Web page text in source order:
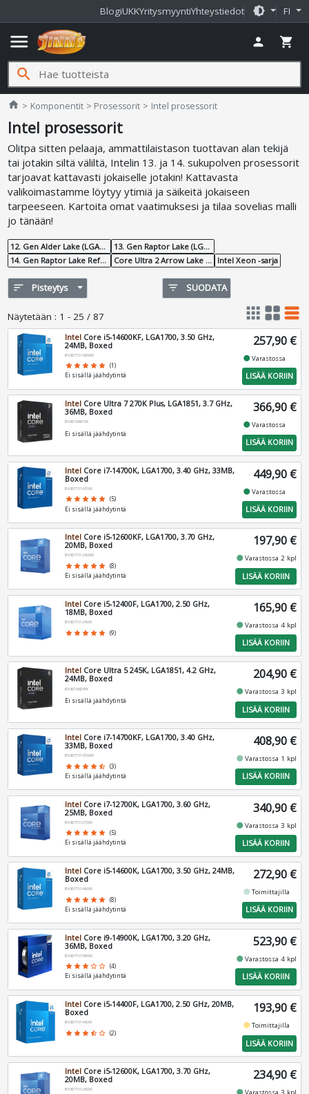
BlogiUKKYritysmyyntiYhteystiedot brightness_medium FI
menu person shopping_cart
search
home Jimms.fi
Komponentit Prosessorit Intel prosessorit
Intel prosessorit
Olitpa sitten pelaaja, ammattilaistason tuottavan alan tekijä
tai jotakin siltä väliltä, Intelin 13. ja 14. sukupolven prosessorit
tarjoavat kattavasti jokaiselle jotakin! Kattavasta
valikoimastamme löytyy ytimiä ja säikeitä jokaiseen
tarpeeseen. Kartoita omat vaatimuksesi ja tilaa sovelias malli
jo tänään!
12. Gen Alder Lake (LGA1700)
13. Gen Raptor Lake (LGA1700)
14. Gen Raptor Lake Refresh (LGA1700)
Core Ultra 2 Arrow Lake (LGA1851) Intel Xeon -sarja
sort Pisteytys filter_list SUODATA
Näytetään : 1 - 25 / 87 apps grid_view table_rows
Intel Core i5-14600KF, LGA1700, 3.50 GHz,
24MB, Boxed
BX8071514600KF
star star star star star (1)
Ei sisällä jäähdytintä
257,90 €
fiber_manual_recordVarastossa
LISÄÄ KORIIN
Intel Core Ultra 7 270K Plus, LGA1851, 3.7 GHz,
36MB, Boxed
BX80768270K
Ei sisällä jäähdytintä
366,90 €
fiber_manual_recordVarastossa
LISÄÄ KORIIN
Intel Core i7-14700K, LGA1700, 3.40 GHz, 33MB,
Boxed
BX8071514700K
star star star star star (5)
Ei sisällä jäähdytintä
449,90 €
fiber_manual_recordVarastossa
LISÄÄ KORIIN
Intel Core i5-12600KF, LGA1700, 3.70 GHz,
20MB, Boxed
BX8071512600KF
star star star star star (8)
Ei sisällä jäähdytintä
197,90 €
fiber_manual_recordVarastossa 2 kpl
LISÄÄ KORIIN
Intel Core i5-12400F, LGA1700, 2.50 GHz,
18MB, Boxed
BX8071512400F
star star star star star (9)
165,90 €
fiber_manual_recordVarastossa 4 kpl
LISÄÄ KORIIN
Intel Core Ultra 5 245K, LGA1851, 4.2 GHz,
24MB, Boxed
BX80768245K
Ei sisällä jäähdytintä
204,90 €
fiber_manual_recordVarastossa 3 kpl
LISÄÄ KORIIN
Intel Core i7-14700KF, LGA1700, 3.40 GHz,
33MB, Boxed
BX8071514700KF
star star star star star_half (3)
Ei sisällä jäähdytintä
408,90 €
fiber_manual_recordVarastossa 1 kpl
LISÄÄ KORIIN
Intel Core i7-12700K, LGA1700, 3.60 GHz,
25MB, Boxed
BX8071512700K
star star star star star (5)
Ei sisällä jäähdytintä
340,90 €
fiber_manual_recordVarastossa 3 kpl
LISÄÄ KORIIN
Intel Core i5-14600K, LGA1700, 3.50 GHz, 24MB,
Boxed
BX8071514600K
star star star star star (8)
Ei sisällä jäähdytintä
272,90 €
fiber_manual_recordToimittajilla
LISÄÄ KORIIN
Intel Core i9-14900K, LGA1700, 3.20 GHz,
36MB, Boxed
BX8071514900K
star star star star_border star_border (4)
Ei sisällä jäähdytintä
523,90 €
fiber_manual_recordVarastossa 4 kpl
LISÄÄ KORIIN
Intel Core i5-14400F, LGA1700, 2.50 GHz, 20MB,
Boxed
BX8071514400F
star star star star_half star_border (2)
193,90 €
fiber_manual_recordToimittajilla
LISÄÄ KORIIN
Intel Core i5-12600K, LGA1700, 3.70 GHz,
20MB, Boxed
BX8071512600K
234,90 €
fiber_manual_recordVarastossa 3 kpl